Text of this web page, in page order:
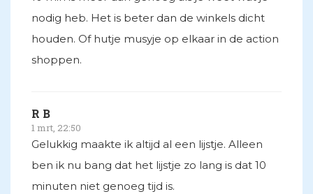
nodig heb. Het is beter dan de winkels dicht
houden. Of hutje musyje op elkaar in de action
shoppen.
R B
1 mrt, 22:50
Gelukkig maakte ik altijd al een lijstje. Alleen
ben ik nu bang dat het lijstje zo lang is dat 10
minuten niet genoeg tijd is.